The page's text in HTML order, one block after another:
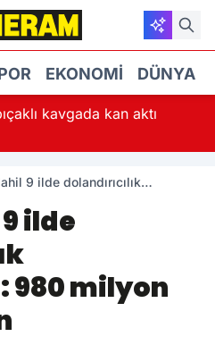
EKONOMI DÜNYA
kavgada kan aktı
9 ilde dolandırıcılık
ilde
980 milyon